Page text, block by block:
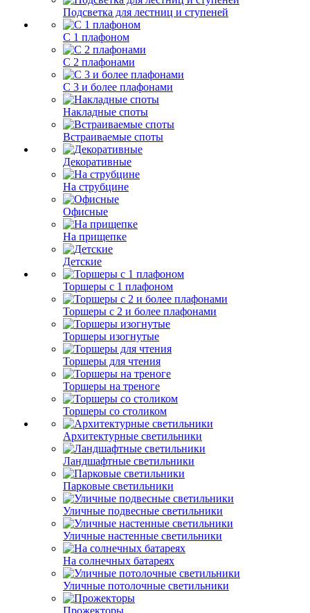
Подсветка для лестниц и ступеней
С 1 плафоном
С 2 плафонами
С 3 и более плафонами
Накладные споты
Встраиваемые споты
Декоративные
На струбцине
Офисные
На прищепке
Детские
Торшеры с 1 плафоном
Торшеры с 2 и более плафонами
Торшеры изогнутые
Торшеры для чтения
Торшеры на треноге
Торшеры со столиком
Архитектурные светильники
Ландшафтные светильники
Парковые светильники
Уличные подвесные светильники
Уличные настенные светильники
На солнечных батареях
Уличные потолочные светильники
Прожекторы